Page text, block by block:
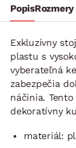
Popis
Exkluzívny
plastu s
vyberateľná
zabezpečia
náčinia.
dekoratívny
materiál: